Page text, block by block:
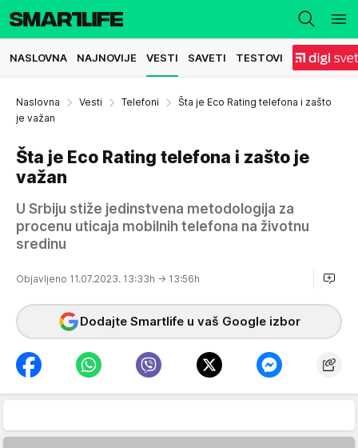
NASLOVNA NAJNOVIJE VESTI SAVETI TESTOVI
Naslovna Vesti Telefoni
Šta je Eco Rating telefona i zašto
je važan
Šta je Eco Rating telefona i zašto je
važan
U Srbiju stiže jedinstvena metodologija za
procenu uticaja mobilnih telefona na životnu
sredinu
Objavljeno 11.07.2023. 13:33h → 13:56h
Dodajte Smartlife u vaš Google izbor